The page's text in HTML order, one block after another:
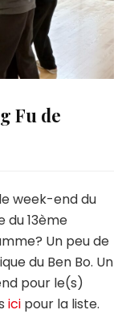
Fu de
week-end du
du 13ème
Un peu de
du Ben Bo. Un
pour le(s)
ici pour la liste.